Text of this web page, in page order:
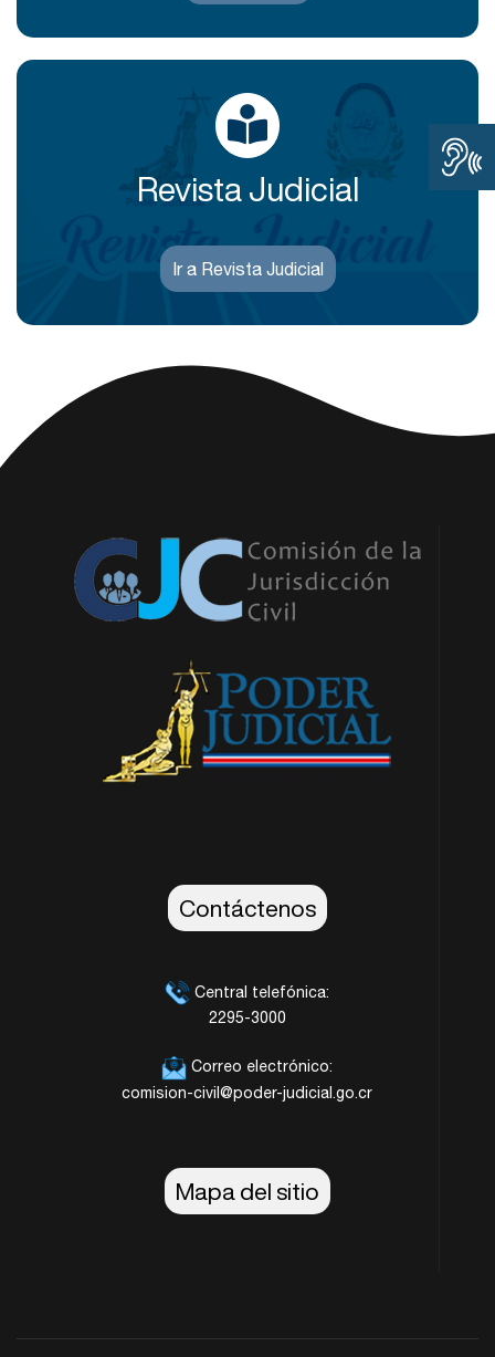
Revista Judicial
Ir a Revista Judicial
Contáctenos
Central telefónica:
2295-3000
Correo electrónico:
comision-civil@poder-judicial.go.cr
Mapa del sitio